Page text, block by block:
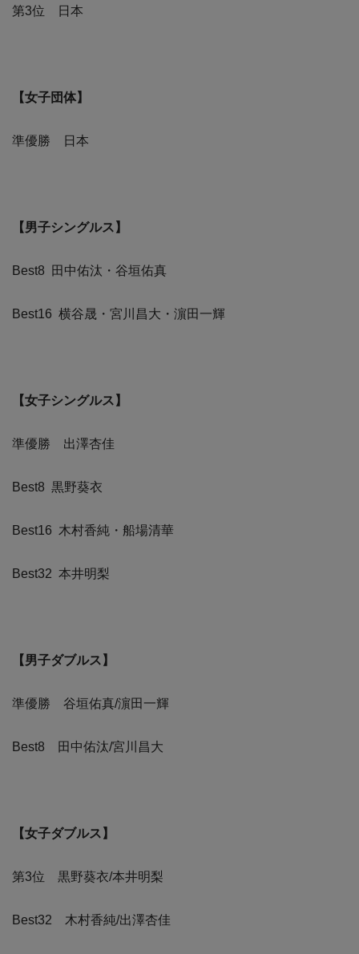
第3位 日本
【女子団体】
準優勝 日本
【男子シングルス】
Best8 田中佑汰・谷垣佑真
Best16 横谷晟・宮川昌大・濵田一輝
【女子シングルス】
準優勝 出澤杏佳
Best8 黒野葵衣
Best16 木村香純・船場清華
Best32 本井明梨
【男子ダブルス】
準優勝 谷垣佑真/濵田一輝
Best8 田中佑汰/宮川昌大
【女子ダブルス】
第3位 黒野葵衣/本井明梨
Best32 木村香純/出澤杏佳